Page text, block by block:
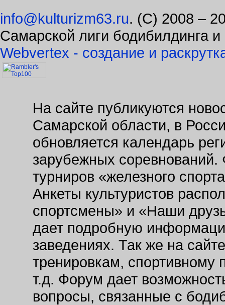
info@kulturizm63.ru. (C) 2008 –
Самарской лиги бодибилдинга
Webvertex - создание и
На сайте публикуются
Самарской области, в
обновляется календарь
зарубежных соревнований.
турниров «железного
Анкеты культуристов
спортсмены» и «Наши
дает подробную
заведениях. Так же на
тренировкам, спортивному
т.д. Форум дает
вопросы, связанные с